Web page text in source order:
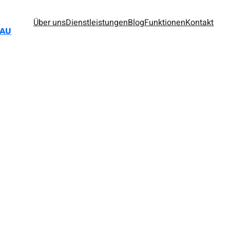
Über unsDienstleistungenBlogFunktionenKontakt